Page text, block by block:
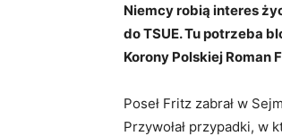
Niemcy robią interes
do TSUE. Tu potrzeba
Korony Polskiej Roman
Poseł Fritz zabrał w
Przywołał przypadki,